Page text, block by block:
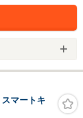
マートキ